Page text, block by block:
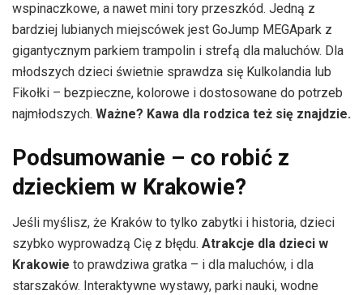
wspinaczkowe, a nawet mini tory przeszkód. Jedną z
bardziej lubianych miejscówek jest GoJump MEGApark z
gigantycznym parkiem trampolin i strefą dla maluchów. Dla
młodszych dzieci świetnie sprawdza się Kulkolandia lub
Fikołki – bezpieczne, kolorowe i dostosowane do potrzeb
najmłodszych. Ważne? Kawa dla rodzica też się znajdzie.
Podsumowanie – co robić z
dzieckiem w Krakowie?
Jeśli myślisz, że Kraków to tylko zabytki i historia, dzieci
szybko wyprowadzą Cię z błędu. Atrakcje dla dzieci w
Krakowie to prawdziwa gratka – i dla maluchów, i dla
starszaków. Interaktywne wystawy, parki nauki, wodne